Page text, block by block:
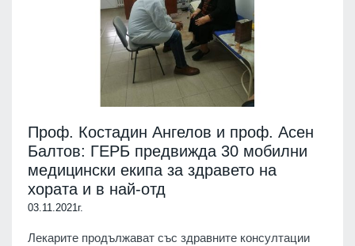
Проф. Костадин Ангелов и проф. Асен
Балтов: ГЕРБ предвижда 30 мобилни
медицински екипа за здравето на
хората и в най-отд
03.11.2021г.
Лекарите продължават със здравните консултации